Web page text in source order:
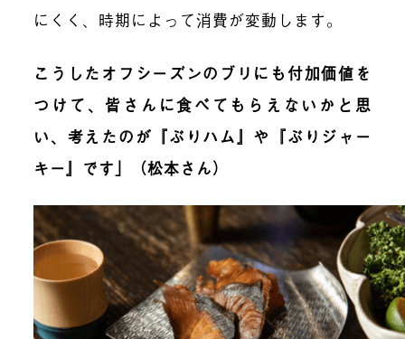
にくく、時期によって消費が変動します。
こうしたオフシーズンのブリにも付加価値を
つけて、皆さんに食べてもらえないかと思
い、考えたのが『ぶりハム』や『ぶりジャー
キー』です」（松本さん）